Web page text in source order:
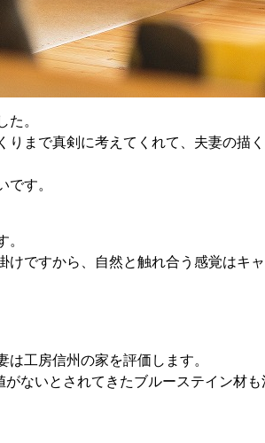
。
まで真剣に考えてくれて、夫妻の描
す。
ですから、自然と触れ合う感覚はキ
工房信州の家を評価します。
ないとされてきたブルーステイン材